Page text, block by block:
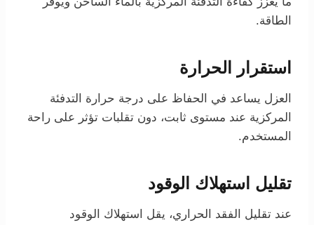
الطاقة.
استقرار الحرارة
العزل يساعد في الحفاظ على درجة حرارة التدفئة
المركزية عند مستوى ثابت، دون تقلبات تؤثر على راحة
المستخدم.
تقليل استهلاك الوقود
عند تقليل الفقد الحراري، يقل استهلاك الوقود